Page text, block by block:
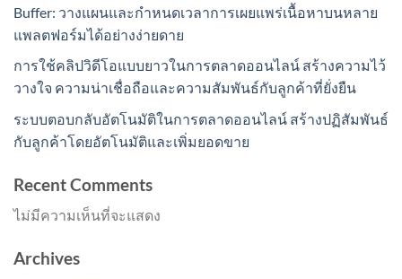
Buffer: วางแผนและกำหนดเวลาการเผยแพร่เนื้อหาบนหลาย
แพลตฟอร์มได้อย่างง่ายดาย
การใช้คลิปวิดีโอแบบยาวในการตลาดออนไลน์ สร้างความไว้
วางใจ ความน่าเชื่อถือและความสัมพันธ์กับลูกค้าที่ยั่งยืน
ระบบตอบกลับอัตโนมัติในการตลาดออนไลน์ สร้างปฏิสัมพันธ์
กับลูกค้าโดยอัตโนมัติและเพิ่มยอดขาย
Recent Comments
ไม่มีความเห็นที่จะแสดง
Archives